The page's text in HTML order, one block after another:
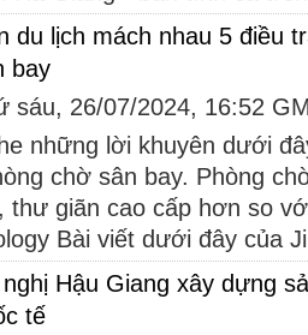
du lịch mách nhau 5 điều
bay
sáu, 26/07/2024, 16:52
những lời khuyên dưới
chờ sân bay. Phòng
thư giãn cao cấp hơn so
Bài viết dưới đây của
Hậu Giang xây dựng
tế